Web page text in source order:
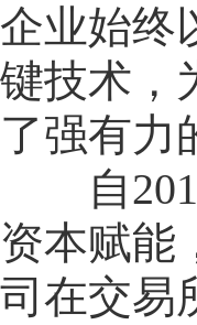
企业始终
键技术，
了强有力
自2019
资本赋能
司在交易